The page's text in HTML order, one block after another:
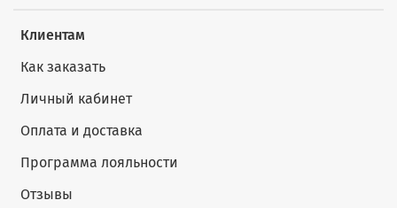
Клиентам
Как заказать
Личный кабинет
Оплата и доставка
Программа лояльности
Отзывы